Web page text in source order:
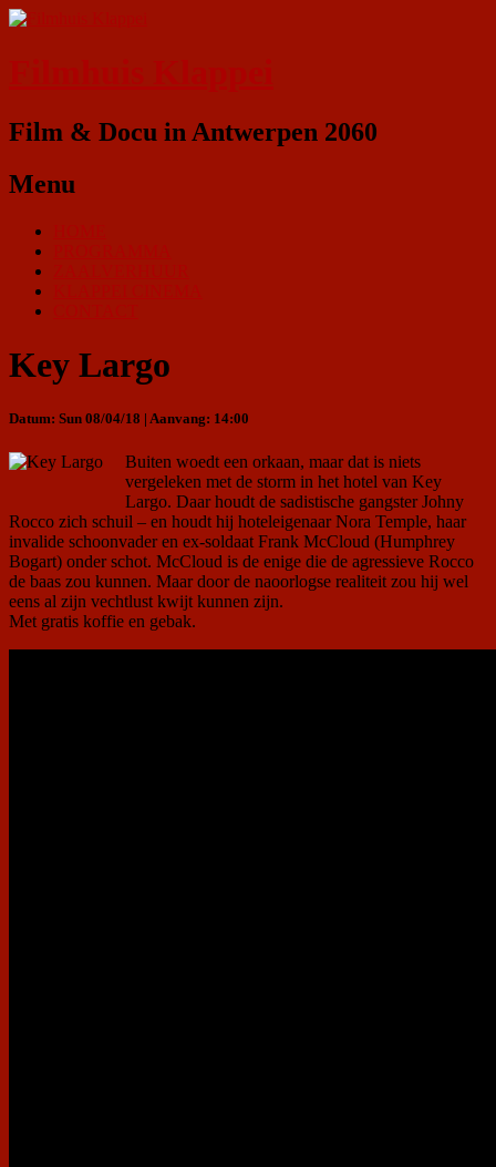
Film & Docu in Antwerpen 2060
Menu
Key Largo
Datum: Sun 08/04/18 | Aanvang: 14:00
Buiten woedt een orkaan, maar dat is niets
vergeleken met de storm in het hotel van Key
Largo. Daar houdt de sadistische gangster Johny
Rocco zich schuil – en houdt hij hoteleigenaar Nora Temple, haar
invalide schoonvader en ex-soldaat Frank McCloud (Humphrey
Bogart) onder schot. McCloud is de enige die de agressieve Rocco
de baas zou kunnen. Maar door de naoorlogse realiteit zou hij wel
eens al zijn vechtlust kwijt kunnen zijn.
Met gratis koffie en gebak.